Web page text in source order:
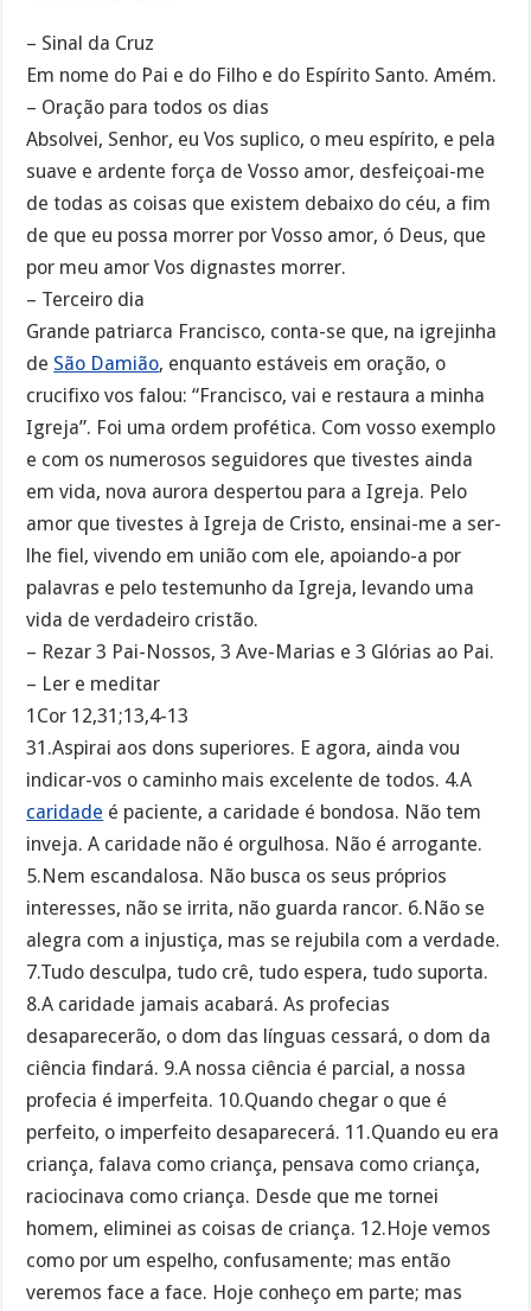
– Sinal da Cruz
Em nome do Pai e do Filho e do Espírito Santo. Amém.
– Oração para todos os dias
Absolvei, Senhor, eu Vos suplico, o meu espírito, e pela
suave e ardente força de Vosso amor, desfeiçoai-me
de todas as coisas que existem debaixo do céu, a fim
de que eu possa morrer por Vosso amor, ó Deus, que
por meu amor Vos dignastes morrer.
– Terceiro dia
Grande patriarca Francisco, conta-se que, na igrejinha
de São Damião, enquanto estáveis em oração, o
crucifixo vos falou: “Francisco, vai e restaura a minha
Igreja”. Foi uma ordem profética. Com vosso exemplo
e com os numerosos seguidores que tivestes ainda
em vida, nova aurora despertou para a Igreja. Pelo
amor que tivestes à Igreja de Cristo, ensinai-me a ser-
lhe fiel, vivendo em união com ele, apoiando-a por
palavras e pelo testemunho da Igreja, levando uma
vida de verdadeiro cristão.
– Rezar 3 Pai-Nossos, 3 Ave-Marias e 3 Glórias ao Pai.
– Ler e meditar
1Cor 12,31;13,4-13
31.Aspirai aos dons superiores. E agora, ainda vou
indicar-vos o caminho mais excelente de todos. 4.A
caridade é paciente, a caridade é bondosa. Não tem
inveja. A caridade não é orgulhosa. Não é arrogante.
5.Nem escandalosa. Não busca os seus próprios
interesses, não se irrita, não guarda rancor. 6.Não se
alegra com a injustiça, mas se rejubila com a verdade.
7.Tudo desculpa, tudo crê, tudo espera, tudo suporta.
8.A caridade jamais acabará. As profecias
desaparecerão, o dom das línguas cessará, o dom da
ciência findará. 9.A nossa ciência é parcial, a nossa
profecia é imperfeita. 10.Quando chegar o que é
perfeito, o imperfeito desaparecerá. 11.Quando eu era
criança, falava como criança, pensava como criança,
raciocinava como crian­ça. Desde que me tornei
homem, eliminei as coisas de crian­ça. 12.Hoje vemos
como por um espelho, confusamente; mas então
veremos face a face. Hoje conheço em parte; mas